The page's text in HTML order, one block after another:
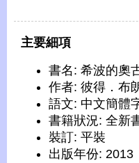
主要細項
書名: 希波的奧
作者: 彼得．布
語文: 中文簡體
書籍狀況: 全新
裝訂: 平裝
出版年份: 2013